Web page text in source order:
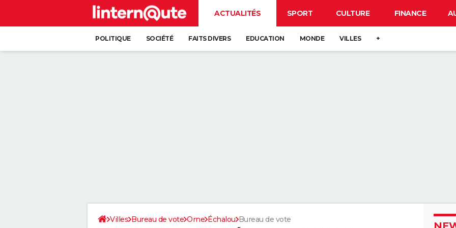
ACTUALITÉS SPORT CULTURE FINANCE
POLITIQUE SOCIÉTÉ FAITS DIVERS EDUCATION MONDE VILLES +
Villes Bureau de vote Orne Échalou Bureau de vote